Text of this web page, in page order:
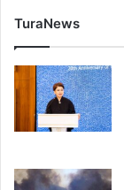
TuraNews